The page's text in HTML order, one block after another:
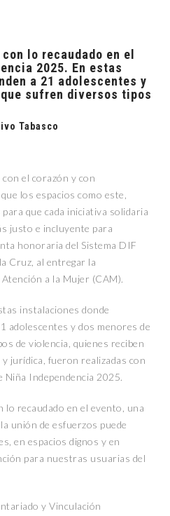
lo recaudado en el
2025. En estas
a 21 adolescentes y
sufren diversos tipos
Tabasco
el corazón y con
los espacios como este,
que cada iniciativa solidaria
justo e incluyente para
honoraria del Sistema DIF
Cruz, al entregar la
a la Mujer (CAM).
instalaciones donde
adolescentes y dos menores de
de violencia, quienes reciben
jurídica, fueron realizadas con
Niña Independencia 2025.
lo recaudado en el evento, una
unión de esfuerzos puede
en espacios dignos y en
para nuestras usuarias del
y Vinculación